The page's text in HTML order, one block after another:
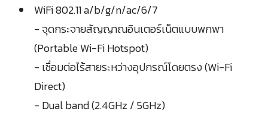
WiFi 802.11 a/b/g/n/ac/6/7
- จุดกระจายสัญญาณอินเตอร์เน็ตแบบพกพา
(Portable Wi-Fi Hotspot)
- เชื่อมต่อไร้สายระหว่างอุปกรณ์โดยตรง (Wi-Fi
Direct)
- Dual band (2.4GHz / 5GHz)